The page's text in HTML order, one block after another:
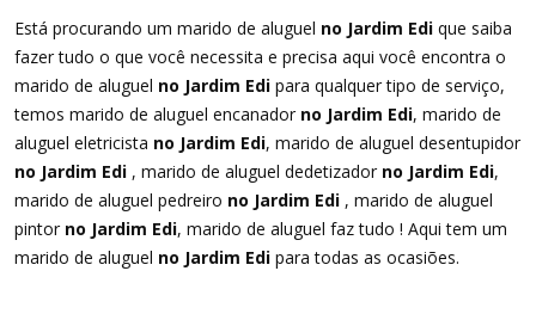
Está procurando um marido de aluguel no Jardim Edi que saiba
fazer tudo o que você necessita e precisa aqui você encontra o
marido de aluguel no Jardim Edi para qualquer tipo de serviço,
temos marido de aluguel encanador no Jardim Edi, marido de
aluguel eletricista no Jardim Edi, marido de aluguel desentupidor
no Jardim Edi , marido de aluguel dedetizador no Jardim Edi,
marido de aluguel pedreiro no Jardim Edi , marido de aluguel
pintor no Jardim Edi, marido de aluguel faz tudo ! Aqui tem um
marido de aluguel no Jardim Edi para todas as ocasiões.